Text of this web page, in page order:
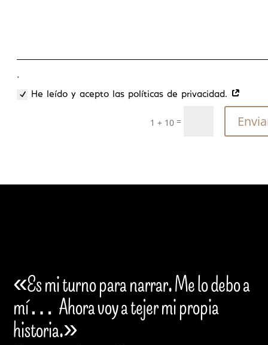
.
He leído y acepto las políticas de privacidad.
1 + 10 =
«Es mi turno para narrar. Me lo debo a
mí…Ahora voy a tejer mi propia
historia.»